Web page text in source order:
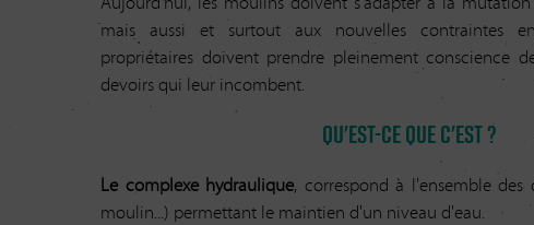
mais aussi et surtout aux nouvelles contraintes
propriétaires doivent prendre pleinement conscience
devoirs qui leur incombent.
Qu'est-ce que c'est ?
Le complexe hydraulique, correspond à l'ensemble des
moulin...) permettant le maintien d'un niveau d'eau.